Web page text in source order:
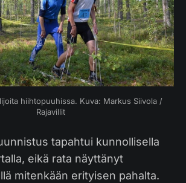
hiihtopuuhissa. Kuva: Markus Siivola /
Rajavillit
tapahtui kunnollisella
eikä rata näyttänyt
mitenkään erityisen pahalta.